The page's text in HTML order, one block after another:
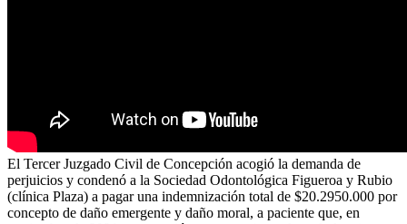
El Tercer Juzgado Civil de Concepción acogió la demanda de
perjuicios y condenó a la Sociedad Odontológica Figueroa y Rubio
(clínica Plaza) a pagar una indemnización total de $20.2950.000 por
concepto de daño emergente y daño moral, a paciente que, en